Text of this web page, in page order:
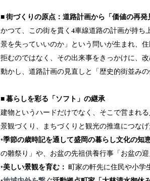
■ 街づくりの原点：道路計画から「価値の再
かつて、この街を貫く4車線道路の計画が持
景を失っていいのか」という問いが生まれ、
拒むのではなく、その出来事をきっかけに、
動かし、道路計画の見直しと「歴史的街並み
■ 暮らしを彩る「ソフト」の継承
建物というハードだけでなく、そこで営まれ
景観づくり、まちづくりと観光の推進につなげ
•季節の歳時記を通して盛岡の暮らし文化の知
の雛祭り」や、お盆の先祖供養行事「お盆の
•美しい景観を育む： 町家の軒先に住民や小学